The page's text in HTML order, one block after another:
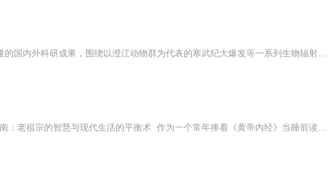
《远古的辉煌--生物大辐射》基于大量的国内外科研成果，围绕以澄江动物群为代表的寒武纪大爆发等一系列生物辐射事件及产生大辐射的历史过程，即地球生命走向多样性的主题展开叙述，这是对地球生命演化及生命多样性发展的学术问题一个很好总结，是对以往有...
孕妇生活中如何防辐射孕期防辐射指南：老祖宗的智慧与现代生活的平衡术 作为一个常年捧着《黄帝内经》当睡前读物的中医粉，我必须说现代孕妇真的太难了——当年我外婆怀我妈时还在田里插秧，如今准妈妈们却要面对手机、电脑、微波炉的“电磁围剿”。别...